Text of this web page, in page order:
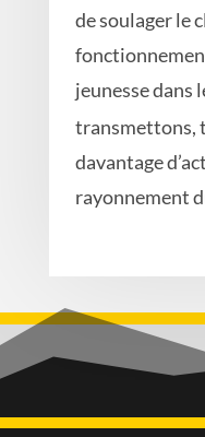
de soulager le
jeunesse dans
transmettons,
davantage
rayonnement